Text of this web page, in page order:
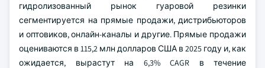
гидролизованный рынок гуаровой резинки
сегментируется на прямые продажи, дистрибьюторов
и оптовиков, онлайн-каналы и другие. Прямые продажи
оцениваются в 115,2 млн долларов США в 2025 году и, как
ожидается, вырастут на 6,3% CAGR в течение